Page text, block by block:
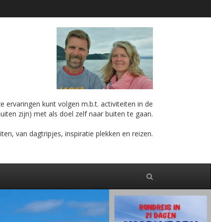
ervaringen kunt volgen m.b.t. activiteiten in de
zijn) met als doel zelf naar buiten te gaan.
van dagtripjes, inspiratie plekken en reizen.